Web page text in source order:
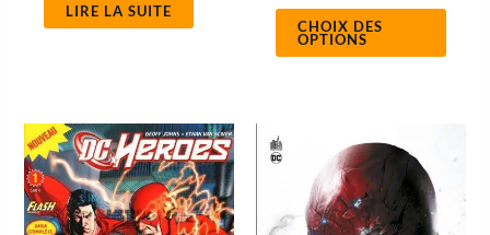
LIRE LA SUITE
CHOIX DES
OPTIONS